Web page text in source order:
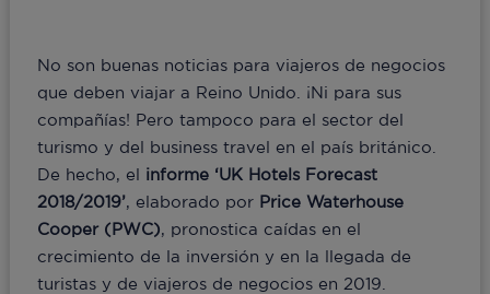
No son buenas noticias para viajeros de negocios
que deben viajar a Reino Unido. ¡Ni para sus
compañías! Pero tampoco para el sector del
turismo y del business travel en el país británico.
De hecho, el informe ‘UK Hotels Forecast
2018/2019’, elaborado por Price Waterhouse
Cooper (PWC), pronostica caídas en el
crecimiento de la inversión y en la llegada de
turistas y de viajeros de negocios en 2019.